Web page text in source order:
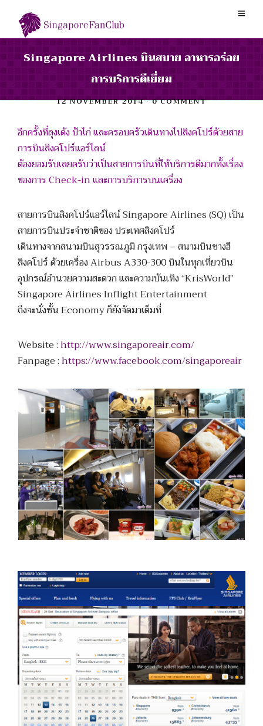
Singapore Airlines บินสบาย อาหารอร่อย
การบริการดีเยี่ยม
12 NOVEMBER 2014 •0 COMMENT
อีกครั้งที่ลุงเด้ง ป้าไก่ และครอบครัวเดินทางไปสิงคโปร์ด้วยสาย
การบินสิงคโปร์แอร์ไลน์
ต้องยอมรับเลยครับว่าเป็นสายการบินที่ให้บริการดีมากทั้งเรื่อง
ของการ Check-in และการบริการบนเครื่อง
สายการบินสิงคโปร์แอร์ไลน์ Singapore Airlines (SQ) เป็น
สายการบินประจำชาติของ ประเทศสิงคโปร์
เดินทางจากสนามบินสุวรรณภูมิ กรุงเทพ – สนามบินชางฮี
สิงคโปร์ ด้วยเครื่อง Airbus A330-300 บินในทุกเที่ยวบิน
อุปกรณ์อำนวยความสะดวก และความบันเทิง “KrisWorld”
Singapore Airlines Inflight Entertainment
ถึงจะนั่งชั้น Economy ก็ยังจัดมาเต็มที่
Website :http://www.singaporeair.com/
Fanpage :https://www.facebook.com/singaporeair